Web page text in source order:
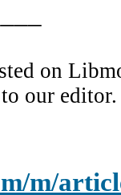
on
our editor.
m/